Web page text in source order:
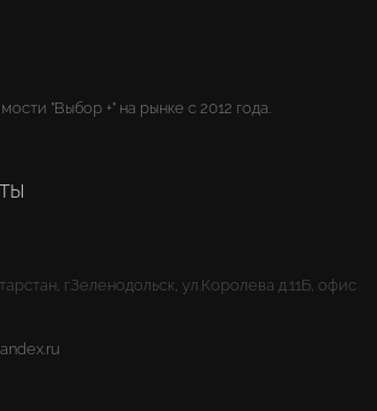
"Выбор +" на рынке с 2012 года.
г.Зеленодольск, ул.Королева д.11Б, офис